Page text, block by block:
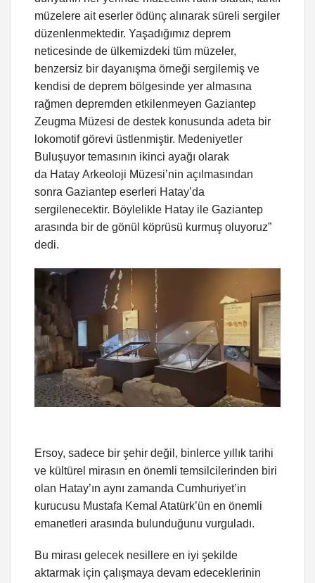
müzelere ait eserler ödünç alınarak süreli sergiler
düzenlenmektedir. Yaşadığımız deprem
neticesinde de ülkemizdeki tüm müzeler,
benzersiz bir dayanışma örneği sergilemiş ve
kendisi de deprem bölgesinde yer almasına
rağmen depremden etkilenmeyen Gaziantep
Zeugma Müzesi de destek konusunda adeta bir
lokomotif görevi üstlenmiştir. Medeniyetler
Buluşuyor temasının ikinci ayağı olarak
da Hatay Arkeoloji Müzesi’nin açılmasından
sonra Gaziantep eserleri Hatay’da
sergilenecektir. Böylelikle Hatay ile Gaziantep
arasında bir de gönül köprüsü kurmuş oluyoruz”
dedi.
Ersoy, sadece bir şehir değil, binlerce yıllık tarihi
ve kültürel mirasın en önemli temsilcilerinden biri
olan Hatay’ın aynı zamanda Cumhuriyet’in
kurucusu Mustafa Kemal Atatürk’ün en önemli
emanetleri arasında bulunduğunu vurguladı.
Bu mirası gelecek nesillere en iyi şekilde
aktarmak için çalışmaya devam edeceklerinin